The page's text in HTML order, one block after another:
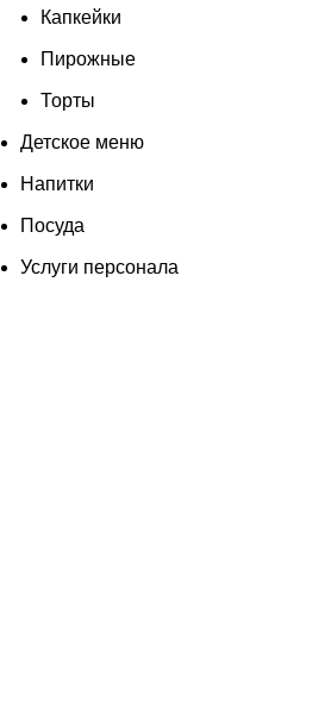
Капкейки
Пирожные
Торты
Детское меню
Напитки
Посуда
Услуги персонала